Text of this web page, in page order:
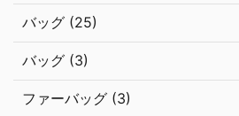
バッグ (25)
バッグ (3)
ファーバッグ (3)